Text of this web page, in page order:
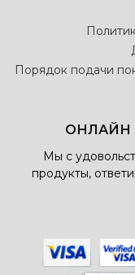
Порядок подачи
ОНЛАЙН
Мы с
продукты,